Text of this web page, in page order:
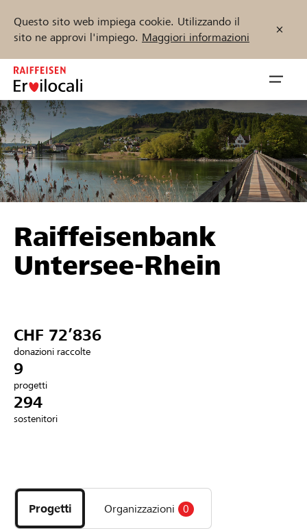
Questo sito web impiega cookie. Utilizzando il
sito ne approvi l'impiego. Maggiori informazioni
Zum
Inhalt
springen
öffnen
Sostenere
Aiuto & supporto
Collegarsi
Trova progetti e organizzazioni
Inizia ora
DE FR IT
Raiffeisenbank
Untersee-Rhein
CHF 72’836
donazioni raccolte
9
progetti
294
sostenitori
i
progetti
e
Progetti Organizzazioni 0